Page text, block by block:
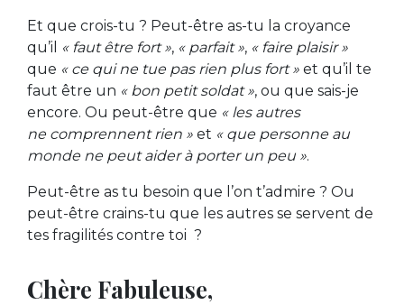
Et que crois-tu ? Peut-être as-tu la croyance
qu’il
« faut être fort », « parfait », « faire plaisir »
que « ce qui ne tue pas rien plus fort » et qu’il te
faut être un « bon petit soldat », ou que sais-je
encore. Ou peut-être que « les autres
ne comprennent rien » et « que personne au
monde ne peut aider à porter un peu ».
Peut-être as tu besoin que l’on t’admire ? Ou
peut-être crains-tu que les autres se servent de
tes fragilités contre toi ?
Chère Fabuleuse,